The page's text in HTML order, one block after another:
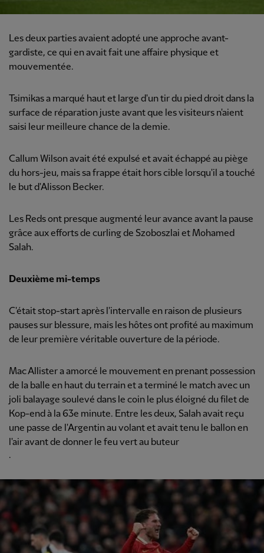
Les deux parties avaient adopté une approche avant-
gardiste, ce qui en avait fait une affaire physique et
mouvementée.
Tsimikas a marqué haut et large d'un tir du pied droit dans la
surface de réparation juste avant que les visiteurs n'aient
saisi leur meilleure chance de la demie.
Callum Wilson avait été expulsé et avait échappé au piège
du hors-jeu, mais sa frappe était hors cible lorsqu'il a touché
le but d'Alisson Becker.
Les Reds ont presque augmenté leur avance avant la pause
grâce aux efforts de curling de Szoboszlai et Mohamed
Salah.
Deuxième mi-temps
C'était stop-start après l'intervalle en raison de plusieurs
pauses sur blessure, mais les hôtes ont profité au maximum
de leur première véritable ouverture de la période.
Mac Allister a amorcé le mouvement en prenant possession
de la balle en haut du terrain et a terminé le match avec un
joli balayage soulevé dans le coin le plus éloigné du filet de
Kop-end à la 63e minute. Entre les deux, Salah avait reçu
une passe de l'Argentin au volant et avait tenu le ballon en
l'air avant de donner le feu vert au buteur
.